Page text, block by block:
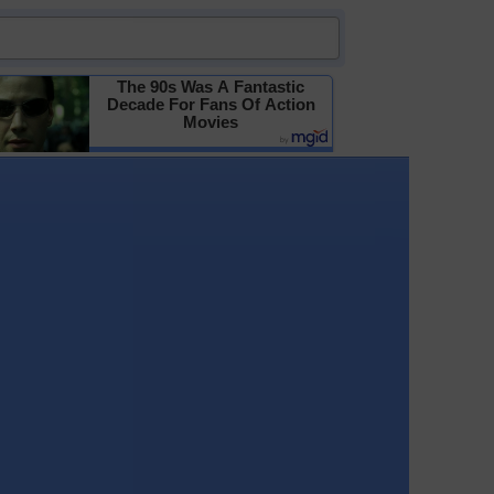
The 90s Was A Fantastic
Decade For Fans Of Action
Movies
Детальніше